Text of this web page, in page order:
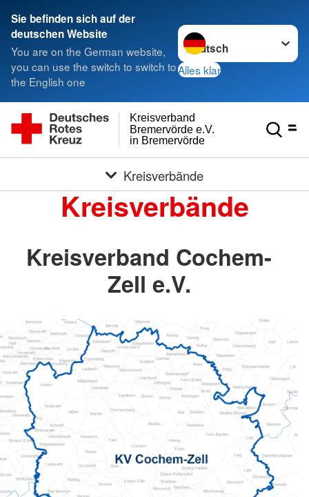
Sie befinden sich auf der
deutschen Website
You are on the German website,
you can use the switch to switch to
the English one
Sprache wechseln zu
Alles klar
in Bremervörde
Bremervörde e.V.
Kreisverband
Kreisverbände
Kreisverbände
Kreisverband Cochem-
Zell e.V.